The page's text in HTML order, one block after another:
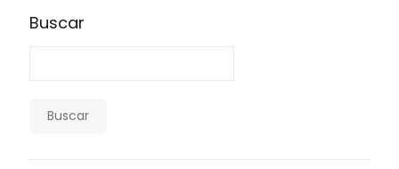
Buscar
Buscar